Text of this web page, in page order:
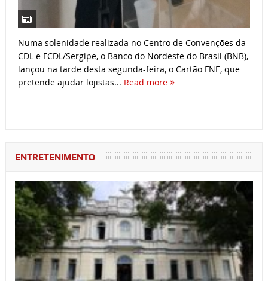
Numa solenidade realizada no Centro de Convenções da
CDL e FCDL/Sergipe, o Banco do Nordeste do Brasil (BNB),
lançou na tarde desta segunda-feira, o Cartão FNE, que
pretende ajudar lojistas... Read more
ENTRETENIMENTO